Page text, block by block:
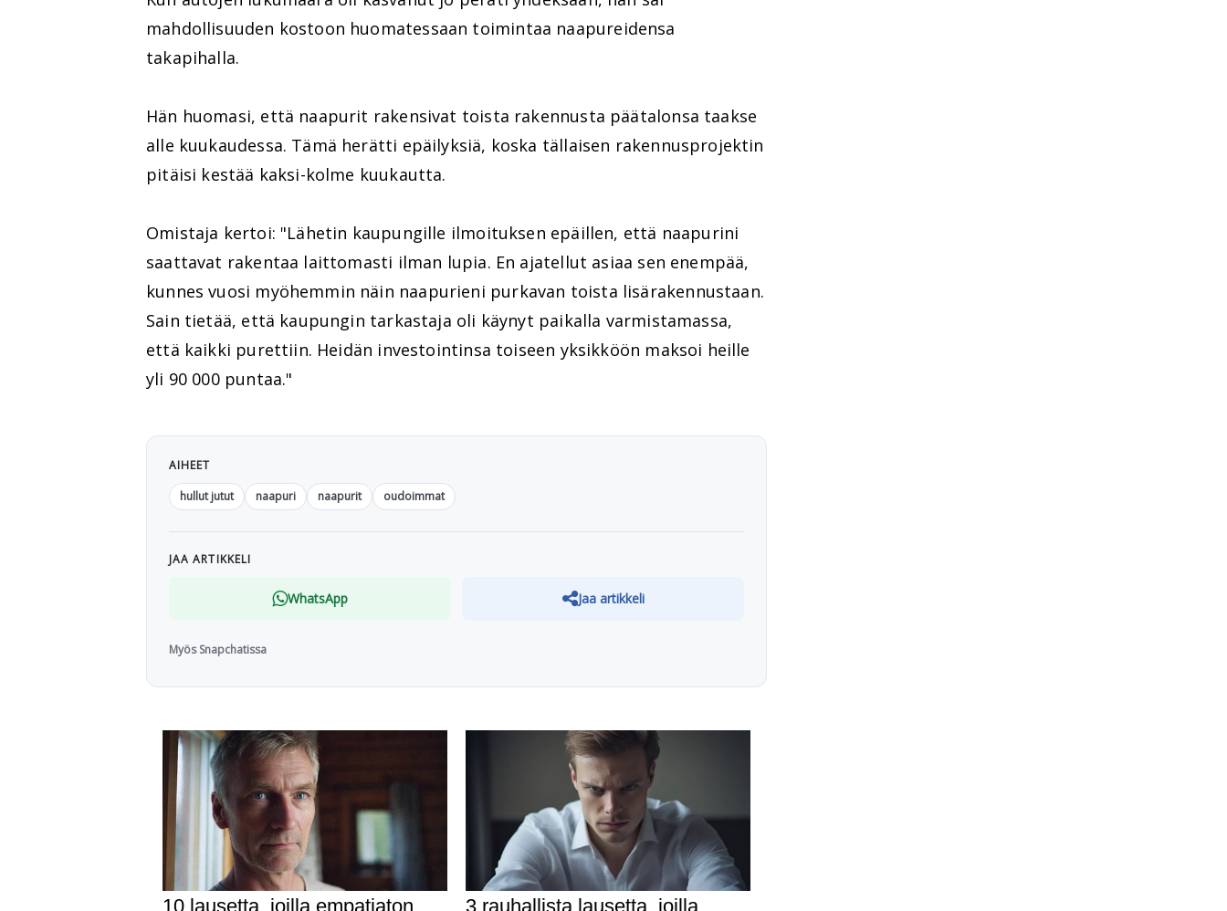
mahdollisuuden kostoon huomatessaan toimintaa naapureidensa
takapihalla.
Hän huomasi, että naapurit rakensivat toista rakennusta päätalonsa taakse
alle kuukaudessa. Tämä herätti epäilyksiä, koska tällaisen rakennusprojektin
pitäisi kestää kaksi-kolme kuukautta.
Omistaja kertoi: "Lähetin kaupungille ilmoituksen epäillen, että naapurini
saattavat rakentaa laittomasti ilman lupia. En ajatellut asiaa sen enempää,
kunnes vuosi myöhemmin näin naapurieni purkavan toista lisärakennustaan.
Sain tietää, että kaupungin tarkastaja oli käynyt paikalla varmistamassa,
että kaikki purettiin. Heidän investointinsa toiseen yksikköön maksoi heille
yli 90 000 puntaa."
AIHEET
hullut jutut
naapuri naapurit oudoimmat
JAA ARTIKKELI
WhatsApp Jaa artikkeli
Myös Snapchatissa